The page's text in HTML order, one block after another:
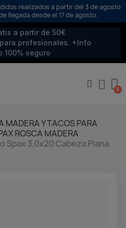
realizados a partir del 3 de agosto
llegada desde el 17 de agosto.
a partir de 50€
profesionales. +Info
100% seguro
MADERA Y TACOS PARA
ROSCA MADERA
Spax 3,0x20 Cabeza Plana